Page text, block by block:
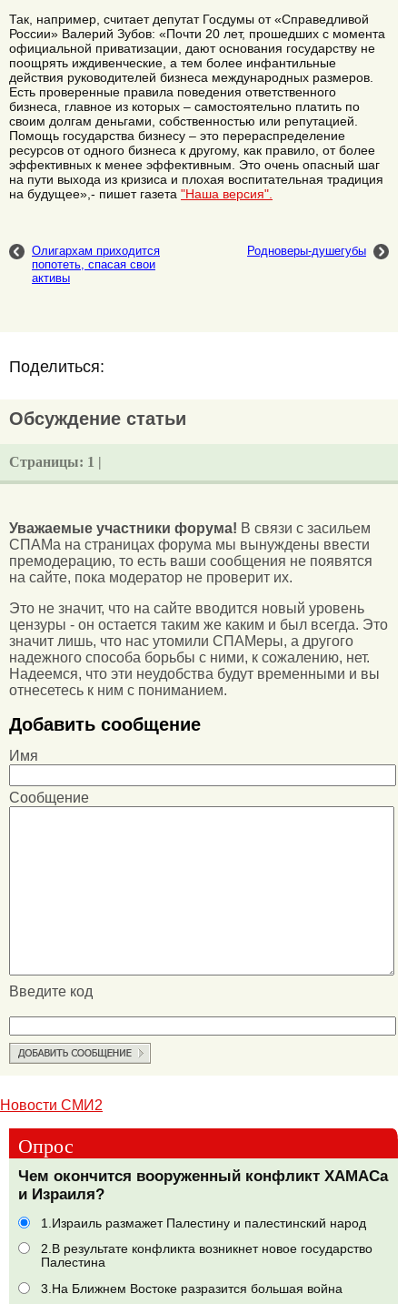
Так, например, считает депутат Госдумы от «Справедливой
России» Валерий Зубов: «Почти 20 лет, прошедших с момента
официальной приватизации, дают основания государству не
поощрять иждивенческие, а тем более инфантильные
действия руководителей бизнеса международных размеров.
Есть проверенные правила поведения ответственного
бизнеса, главное из которых – самостоятельно платить по
своим долгам деньгами, собственностью или репутацией.
Помощь государства бизнесу – это перераспределение
ресурсов от одного бизнеса к другому, как правило, от более
эффективных к менее эффективным. Это очень опасный шаг
на пути выхода из кризиса и плохая воспитательная традиция
на будущее»,- пишет газета "Наша версия".
Олигархам приходится
попотеть, спасая свои
активы
Родноверы-душегубы
Поделиться:
Обсуждение статьи
Страницы: 1 |
Уважаемые участники форума! В связи с засильем
СПАМа на страницах форума мы вынуждены ввести
премодерацию, то есть ваши сообщения не появятся
на сайте, пока модератор не проверит их.
Это не значит, что на сайте вводится новый уровень
цензуры - он остается таким же каким и был всегда. Это
значит лишь, что нас утомили СПАМеры, а другого
надежного способа борьбы с ними, к сожалению, нет.
Надеемся, что эти неудобства будут временными и вы
отнесетесь к ним с пониманием.
Добавить сообщение
Имя
Сообщение
Введите код
Новости СМИ2
Опрос
Чем окончится вооруженный конфликт ХАМАСа
и Израиля?
1.Израиль размажет Палестину и палестинский народ
2.В результате конфликта возникнет новое государство
Палестина
3.На Ближнем Востоке разразится большая война